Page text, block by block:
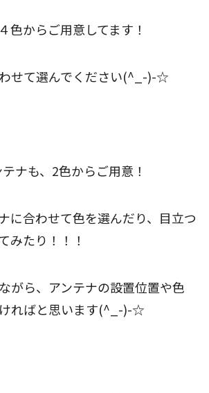
色からご用意してます！
せて選んでください(^_-)-☆
ナも、2色からご用意！
に合わせて色を選んだり、目立つ
みたり！！！
がら、アンテナの設置位置や色
ればと思います(^_-)-☆